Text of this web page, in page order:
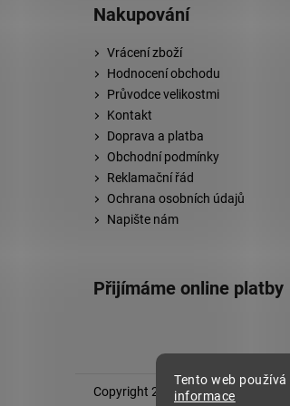
Tento web
informace
Nakupování
Vrácení zboží
Hodnocení obchodu
Průvodce velikostmi
Kontakt
Doprava a platba
Obchodní podmínky
Reklamační řád
Ochrana osobních údajů
Napište nám
Přijímáme online platby
Copyright 2026Stylovej. Všechna